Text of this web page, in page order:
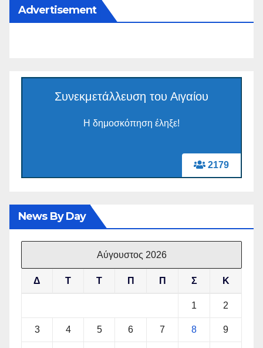
Advertisement
2179
Συνεκμετάλλευση του Αιγαίου
Η δημοσκόπηση έληξε!
News By Day
Αύγουστος 2026
Δ Τ Τ Π Π Σ Κ
1 2
3 4 5 6 7 8 9